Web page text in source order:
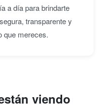
a día para brindarte
transparente y
que mereces.
viendo